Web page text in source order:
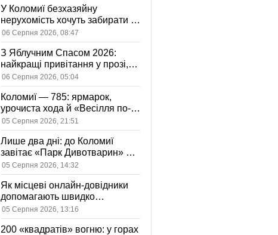
У Коломиї безхазяйну
нерухомість хочуть забирати у
власність громади: що це
означає
06 Серпня 2026, 08:47
З Яблучним Спасом 2026:
найкращі привітання у прозі,
віршах та картинках
06 Серпня 2026, 05:04
Коломиї — 785: ярмарок,
урочиста хода й «Весілля по-
Коломийськи» — чим
дивуватиме День міста
05 Серпня 2026, 21:51
Лише два дні: до Коломиї
завітає «Парк Дивотварин» — і
вхід безкоштовний
05 Серпня 2026, 14:32
Як місцеві онлайн-довідники
допомагають швидко
знаходити послуги у своєму
місті
05 Серпня 2026, 13:16
200 «квадратів» вогню: у горах